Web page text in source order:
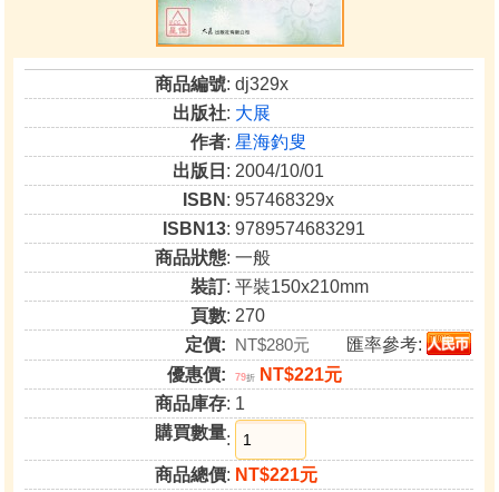
商品編號: dj329x
出版社: 大展
作者:星海釣叟
出版日 : 2004/10/01
ISBN : 957468329x
ISBN13: 9789574683291
商品狀態: 一般
裝訂: 平裝150x210mm
頁數: 270
定價: NT$280元
匯率參考:
優惠價:
79折
NT$221元
商品庫存: 1
購買數量:
商品總價: NT$221元